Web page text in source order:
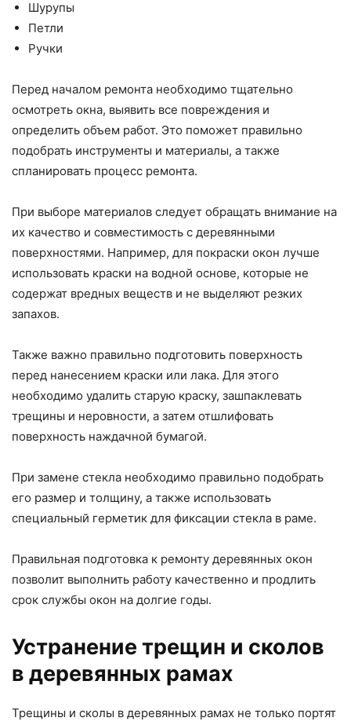
Шурупы
Петли
Ручки
Перед началом ремонта необходимо тщательно
осмотреть окна, выявить все повреждения и
определить объем работ. Это поможет правильно
подобрать инструменты и материалы, а также
спланировать процесс ремонта.
При выборе материалов следует обращать внимание на
их качество и совместимость с деревянными
поверхностями. Например, для покраски окон лучше
использовать краски на водной основе, которые не
содержат вредных веществ и не выделяют резких
запахов.
Также важно правильно подготовить поверхность
перед нанесением краски или лака. Для этого
необходимо удалить старую краску, зашпаклевать
трещины и неровности, а затем отшлифовать
поверхность наждачной бумагой.
При замене стекла необходимо правильно подобрать
его размер и толщину, а также использовать
специальный герметик для фиксации стекла в раме.
Правильная подготовка к ремонту деревянных окон
позволит выполнить работу качественно и продлить
срок службы окон на долгие годы.
Устранение трещин и сколов
в деревянных рамах
Трещины и сколы в деревянных рамах не только портят